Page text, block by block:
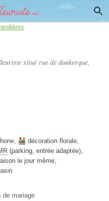
situé rue de dunkerque,
, décoration florale,
(parking, entrée adaptée),
le jour même,
de mariage